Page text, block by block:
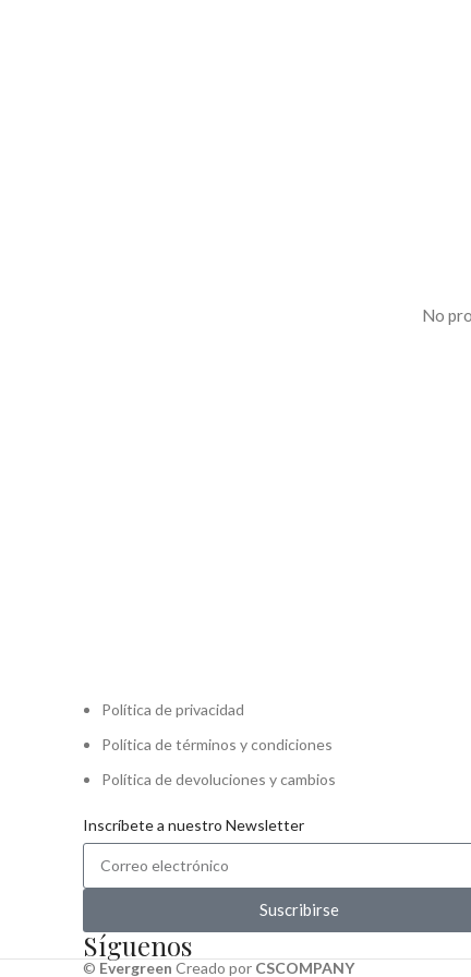
No
Política de privacidad
Política de términos y condiciones
Política de devoluciones y cambios
Inscríbete a nuestro Newsletter
Suscribirse
Síguenos
© Evergreen Creado por CSCOMPANY